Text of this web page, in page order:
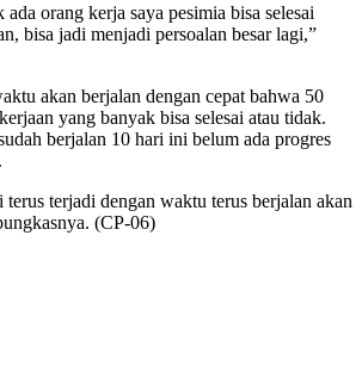
orang kerja saya pesimia bisa selesai
bisa jadi menjadi persoalan besar lagi,”
akan berjalan dengan cepat bahwa 50
yang banyak bisa selesai atau tidak.
berjalan 10 hari ini belum ada progres
terjadi dengan waktu terus berjalan akan
(CP-06)